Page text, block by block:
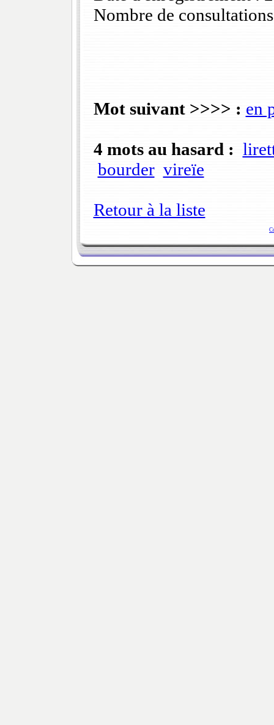
Nombre de
Mot suivant >>>> : en
4 mots au hasard :
bourder vireïe
Retour à la liste